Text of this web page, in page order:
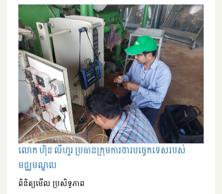
លោក ហ៊ិន លីហួរ ប្រធានក្រុមការងារបច្ចេកទេសរបស់
មជ្ឈមណ្ឌល
ពិនិត្យមើល ប្រសិទ្ធភាព